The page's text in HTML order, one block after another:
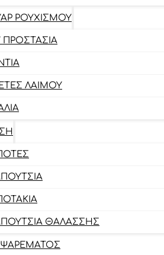
ΡΟΥΧΙΣΜΟΎ
ΠΡΟΣΤΑΣΊΑ
ΛΑΊΜΟΥ
ΘΑΛΆΣΣΗΣ
ΨΑΡΈΜΑΤΟΣ